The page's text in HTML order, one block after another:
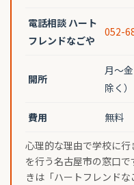
電話相談 ハート
フレンドなごや
052-
開所
月〜
除く）
費用 無料
心理的な理由で学校に
を行う名古屋市の窓口
きは「ハートフレンド